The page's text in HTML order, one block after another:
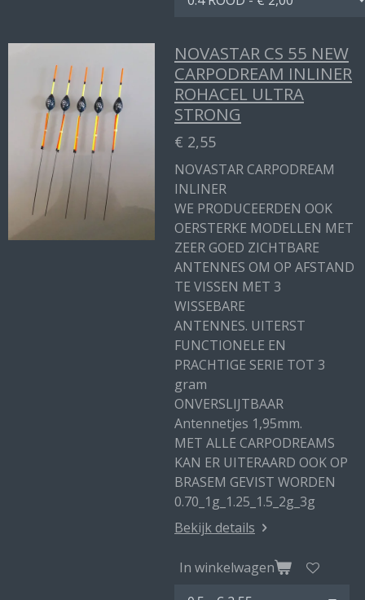
NOVASTAR CS 55 NEW
CARPODREAM INLINER
ROHACEL ULTRA
STRONG
€ 2,55
NOVASTAR CARPODREAM
INLINER
WE PRODUCEERDEN OOK
OERSTERKE MODELLEN MET
ZEER GOED ZICHTBARE
ANTENNES OM OP AFSTAND
TE VISSEN MET 3
WISSEBARE
ANTENNES. UITERST
FUNCTIONELE EN
PRACHTIGE SERIE TOT 3
gram
ONVERSLIJTBAAR
Antennetjes 1,95mm.
MET ALLE CARPODREAMS
KAN ER UITERAARD OOK OP
BRASEM GEVIST WORDEN
0.70_1g_1.25_1.5_2g_3g
Bekijk details
In winkelwagen